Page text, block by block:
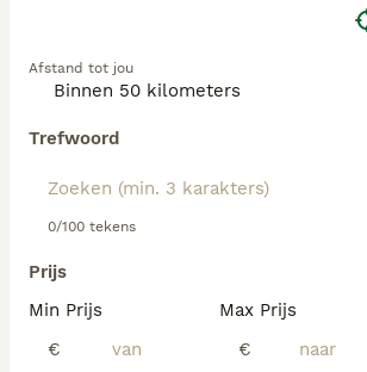
Afstand tot jou
Trefwoord
0/100 tekens
Prijs
Min Prijs
€
Max Prijs
€